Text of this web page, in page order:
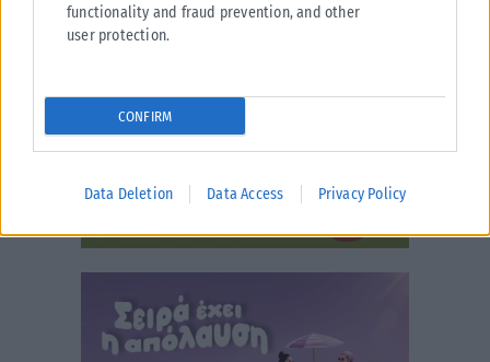
functionality and fraud prevention, and other
user protection.
CONFIRM
Data Deletion Data Access Privacy Policy